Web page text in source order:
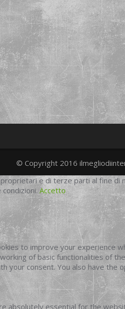
© Copyright 2016
e di terze parti al fine
Accetto
to improve your experience
of basic functionalities of
your consent. You also have
absolutely essential for the